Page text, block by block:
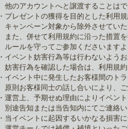
他のアカウントへと譲渡することは
・プレゼントの獲得を目的とした利用
キャンペーン対象から除外させてい
また、併せて利用規約に沿った措置
ルールを守ってご参加くださいます
・イベント妨害行為等は行わないよう
妨害行為を確認した場合は、利用規
・イベント中に発生したお客様間のト
原則お客様同士の話し合いにより、
・運営上、予期せぬ理由によりイベン
別途告知または当告知内にてご連絡
・当イベントに起因するいかなる損害